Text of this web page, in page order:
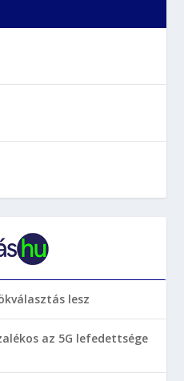
lesz
az 5G lefedettsége